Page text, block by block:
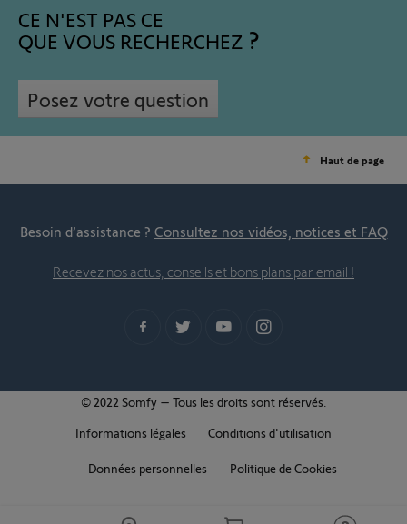
CE N'EST PAS CE
QUE VOUS RECHERCHEZ
Posez votre question
Haut de page
Besoin d’assistance ? Consultez nos vidéos, notices et FAQ
Recevez nos actus, conseils et bons plans par email !
© 2022 Somfy – Tous les droits sont réservés.
Informations légales
Conditions d'utilisation
Données personnelles Politique de Cookies